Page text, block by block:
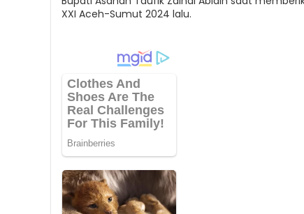
XXI Aceh-Sumut 2024 lalu.